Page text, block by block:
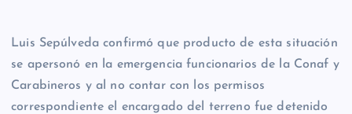
Luis Sepúlveda confirmó que producto de esta situación
se apersonó en la emergencia funcionarios de la Conaf y
Carabineros y al no contar con los permisos
correspondiente el encargado del terreno fue detenido